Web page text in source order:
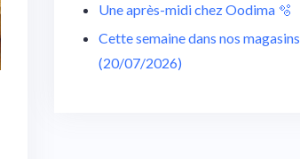
Une après-midi chez Oodima 🫧
Cette semaine dans nos magasins
(20/07/2026)